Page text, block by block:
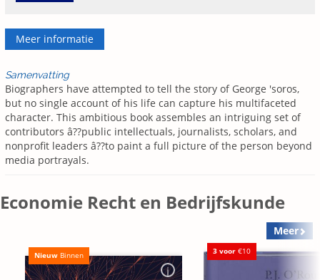
Meer informatie
Samenvatting
Biographers have attempted to tell the story of George 'soros,
but no single account of his life can capture his multifaceted
character. This ambitious book assembles an intriguing set of
contributors â??public intellectuals, journalists, scholars, and
nonprofit leaders â??to paint a full picture of the person beyond
media portrayals.
Economie Recht en Bedrijfskunde
Meer
Nieuw Binnen 3 voor €10